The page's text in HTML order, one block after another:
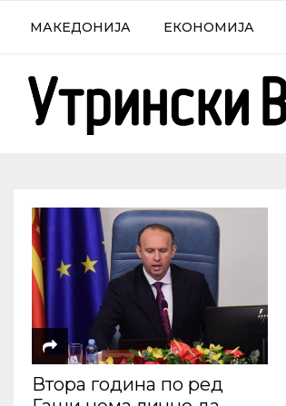
МАКЕДОНИЈА ЕКОНОМИЈА
Втора година по ред